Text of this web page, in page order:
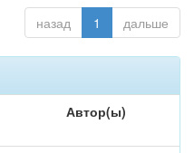
назад 1 дальше
Автор(ы)